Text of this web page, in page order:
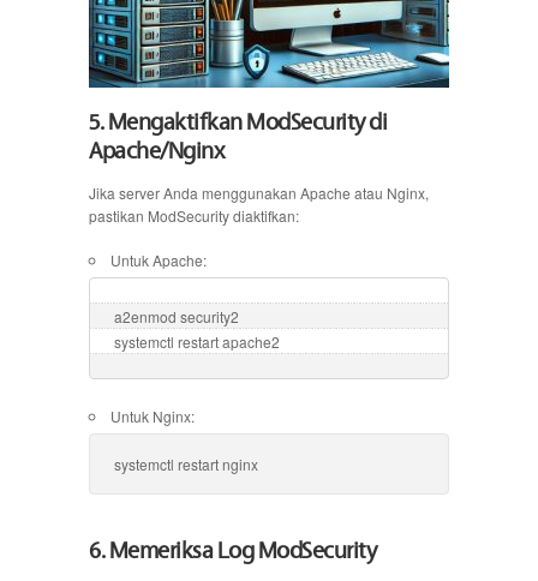
5. Mengaktifkan ModSecurity di
Apache/Nginx
Jika server Anda menggunakan Apache atau Nginx,
pastikan ModSecurity diaktifkan:
Untuk Apache:
a2enmod security2
systemctl restart apache2
Untuk Nginx:
systemctl restart nginx
6. Memeriksa Log ModSecurity